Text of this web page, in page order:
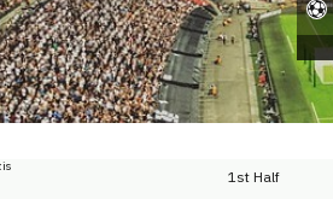
1st Half